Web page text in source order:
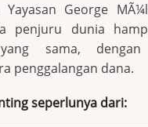
George
penjuru dunia
sama,
penggalangan dana.
seperlunya dari: